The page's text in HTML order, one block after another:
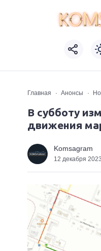
Главная Анонсы
В субботу
движения
Komsagram
12 декабря 2023